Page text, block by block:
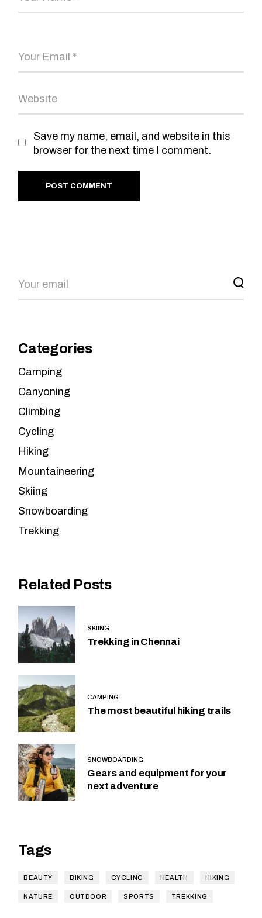
Save my name, email, and website in this
browser for the next time I comment.
POST COMMENT
Categories
Camping
Canyoning
Climbing
Cycling
Hiking
Mountaineering
Skiing
Snowboarding
Trekking
Related Posts
SKIING
Trekking in Chennai
CAMPING
The most beautiful hiking trails
SNOWBOARDING
Gears and equipment for your
next adventure
Tags
BEAUTY BIKING CYCLING HEALTH HIKING
NATURE OUTDOOR SPORTS TREKKING